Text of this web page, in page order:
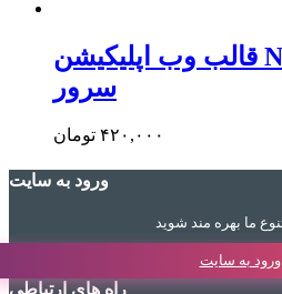
قالب وب اپلیکیشن NextJs مناسب گیم
سرور
۴۲۰,۰۰۰ تومان
ورود به سایت
ورود به سایت
راه های ارتباطی